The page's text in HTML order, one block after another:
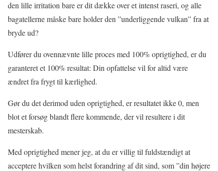
den lille irritation bare er dit dække over et intenst raseri, og alle
bagatellerne måske bare holder den ”underliggende vulkan” fra at
bryde ud?
Udfører du ovennævnte lille proces med 100% oprigtighed, er du
garanteret et 100% resultat: Din opfattelse vil for altid være
ændret fra frygt til kærlighed.
Gør du det derimod uden oprigtighed, er resultatet ikke 0, men
blot et forsøg blandt flere kommende, der vil resultere i dit
mesterskab.
Med oprigtighed mener jeg, at du er villig til fuldstændigt at
acceptere hvilken som helst forandring af dit sind, som ”din højere